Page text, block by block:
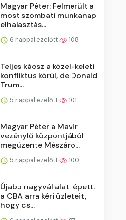
Magyar Péter: Felmerült a
most szombati munkanap
elhalasztás...
6 nappal ezelőtt 108
Teljes káosz a közel-keleti
konfliktus körül, de Donald
Trum...
5 nappal ezelőtt 101
Magyar Péter a Mavir
vezénylő központjából
megüzente Mészáro...
5 nappal ezelőtt 100
Újabb nagyvállalat lépett:
a CBA arra kéri üzleteit,
hogy cs...